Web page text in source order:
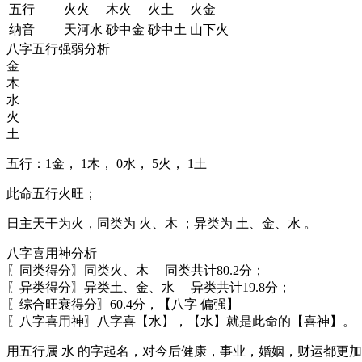
五行 火火 木火 火土
火金
纳音
天河水 砂中金 砂中土 山下火
八字五行强弱分析
金
木
水
火
土
五行： 1金 ， 1木 ， 0水 ， 5火 ， 1土
此命五行火旺；
日主天干为火，同类为 火、木 ；异类为 土、金、水 。
八字喜用神分析
〖同类得分〗同类火、木 同类共计80.2分；
〖异类得分〗异类土、金、水 异类共计19.8分；
〖综合旺衰得分〗60.4分，【八字 偏强】
〖八字喜用神〗八字喜【水】，【水】就是此命的【喜神】。
用五行属 水 的字起名，对今后健康，事业，婚姻，财运都更